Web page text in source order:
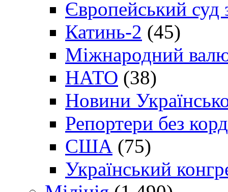
Європейський
Катинь-2 (45)
Міжнародний
НАТО (38)
Новини
Репортери без
США (75)
Український